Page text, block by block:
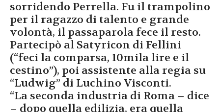
sorridendo Perrella. Fu il trampolino
per il ragazzo di talento e grande
volontà, il passaparola fece il resto.
Partecipò al Satyricon di Fellini
(“feci la comparsa, 10mila lire e il
cestino”), poi assistente alla regia su
“Ludwig” di Luchino Visconti.
“La seconda industria di Roma – dice
– dopo quella edilizia, era quella